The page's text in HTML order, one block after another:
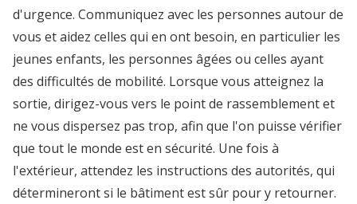
d'urgence. Communiquez avec les personnes autour de
vous et aidez celles qui en ont besoin, en particulier les
jeunes enfants, les personnes âgées ou celles ayant
des difficultés de mobilité. Lorsque vous atteignez la
sortie, dirigez-vous vers le point de rassemblement et
ne vous dispersez pas trop, afin que l'on puisse vérifier
que tout le monde est en sécurité. Une fois à
l'extérieur, attendez les instructions des autorités, qui
détermineront si le bâtiment est sûr pour y retourner.